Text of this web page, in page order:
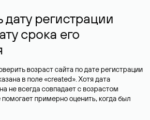
дату регистрации
срока его
возраст сайта по дате регистрации
в поле «created». Хотя дата
не всегда совпадает с возрастом
примерно оценить, когда был